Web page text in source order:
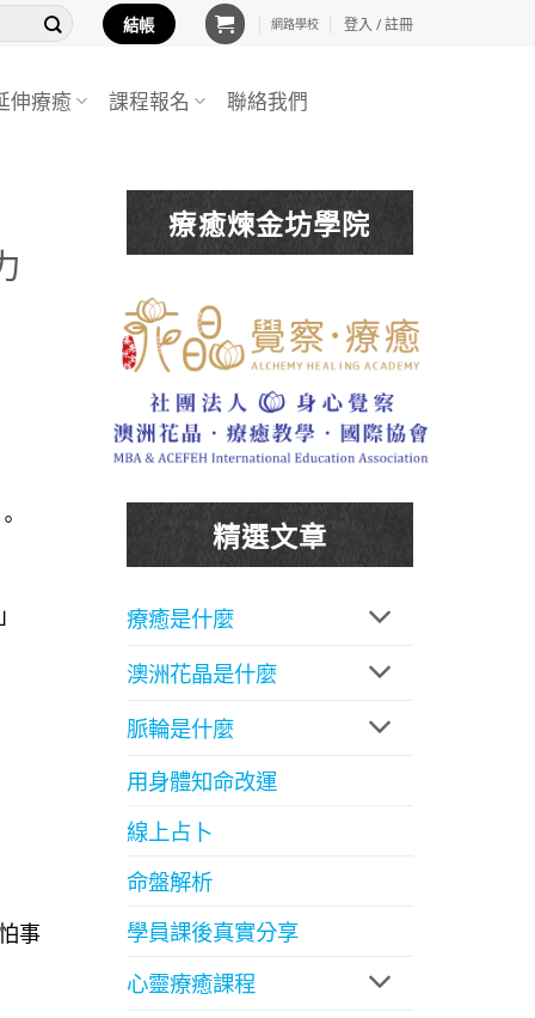
結帳 網路學校 登入 / 註冊
伸療癒 課程報名 聯絡我們
事
療癒煉金坊學院
精選文章
療癒是什麼
澳洲花晶是什麼
脈輪是什麼
用身體知命改運
線上占卜
命盤解析
學員課後真實分享
心靈療癒課程